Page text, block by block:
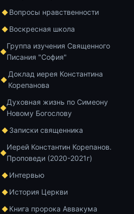
Вопросы нравственности
Воскресная школа
Группа изучения Священного
Писания "София"
Доклад иерея Константина
Корепанова
Духовная жизнь по Симеону
Новому Богослову
Записки священника
Иерей Константин Корепанов.
Проповеди (2020-2021г)
Интервью
История Церкви
Книга пророка Аввакума
Курс по Ветхому Завету на
Лекция
Соломона
https://youtu.be/5cqN_1_t_NQ
Сегодня поговорим о
книга в отношении